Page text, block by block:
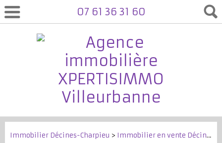
07 61 36 31 60
Immobilier Décines-Charpieu > Immobilier en vente Décines-Charpieu